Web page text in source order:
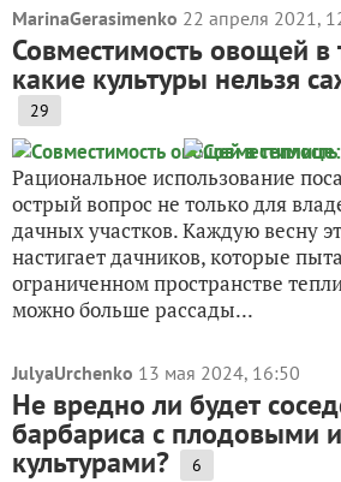
MarinaGerasimenko 22 апреля 2021,
Совместимость овощей в
какие культуры нельзя
29
Рациональное использование
острый вопрос не только для
дачных участков. Каждую весну
настигает дачников, которые
ограниченном пространстве
можно больше рассады...
JulyaUrchenko 13 мая 2024, 16:50
Не вредно ли будет
барбариса с плодовыми
культурами? 6